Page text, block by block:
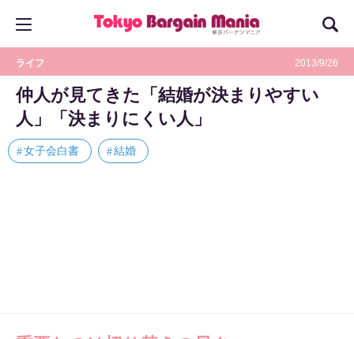
ライフ 2013/9/26
仲人が見てきた「結婚が決まりやすい
人」「決まりにくい人」
女子会白書 結婚